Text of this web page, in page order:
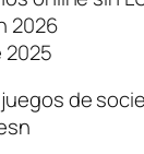
2026
2025
de